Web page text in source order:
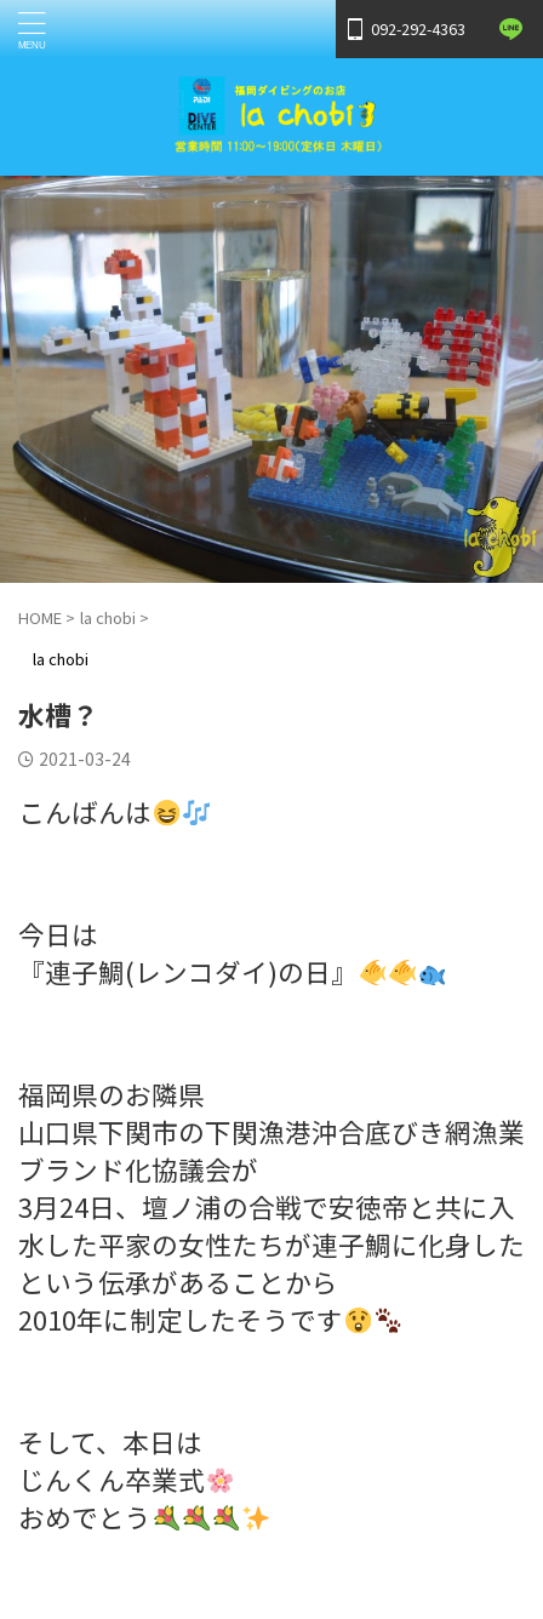
092-292-4363
HOME > la chobi >
la chobi
水槽？
2021-03-24
こんばんは
今日は
『連子鯛(レンコダイ)の日』
福岡県のお隣県
山口県下関市の下関漁港沖合底びき網漁業
ブランド化協議会が
3月24日、壇ノ浦の合戦で安徳帝と共に入
水した平家の女性たちが連子鯛に化身した
という伝承があることから
2010年に制定したそうです
そして、本日は
じんくん卒業式
おめでとう